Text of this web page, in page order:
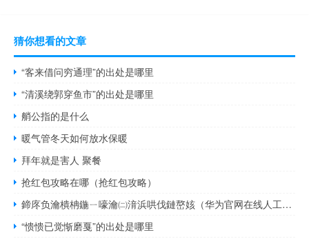
猜你想看的文章
“客来借问穷通理”的出处是哪里
“清溪绕郭穿鱼市”的出处是哪里
艄公指的是什么
暖气管冬天如何放水保暖
拜年就是害人 聚餐
抢红包攻略在哪（抢红包攻略）
鍗庝负瀹樻柟鍦ㄧ嚎瀹㈡湇浜哄伐鏈嶅姟（华为官网在线人工客服(华为手机客服官网人工客服)）
“愦愦已觉惭磨戛”的出处是哪里